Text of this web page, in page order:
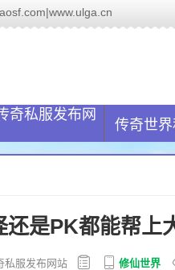
奇私服发布网
传奇世
还是PK都能帮上
私服发布网站 修仙世界